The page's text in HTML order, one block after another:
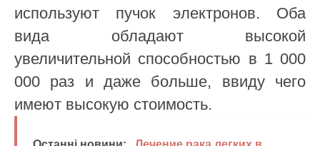
используют пучок электронов. Оба
вида обладают высокой
увеличительной способностью в 1 000
000 раз и даже больше, ввиду чего
имеют высокую стоимость.